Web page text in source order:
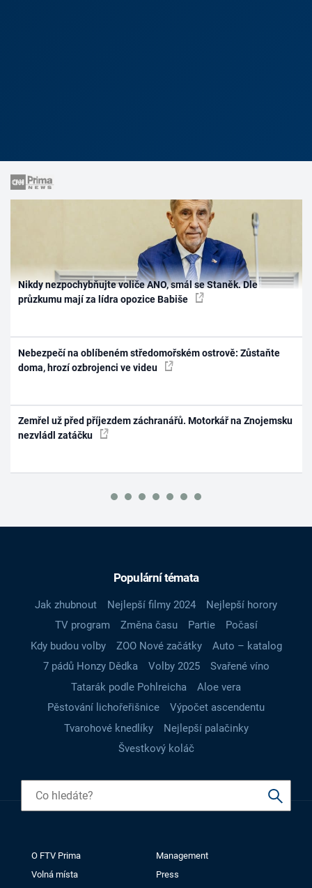
Nikdy nezpochybňujte voliče ANO, smál se Staněk. Dle
průzkumu mají za lídra opozice Babiše
Nebezpečí na oblíbeném středomořském ostrově: Zůstaňte
doma, hrozí ozbrojenci ve videu
Zemřel už před příjezdem záchranářů. Motorkář na Znojemsku
nezvládl zatáčku
Populární témata
Jak zhubnout Nejlepší filmy 2024
Nejlepší horory
TV program
Změna času Partie
Počasí
Kdy budou volby
ZOO Nové začátky
Auto – katalog
7 pádů Honzy Dědka
Volby 2025
Svařené víno
Tatarák podle Pohlreicha
Aloe vera
Pěstování lichořeřišnice
Výpočet ascendentu
Tvarohové knedlíky
Nejlepší palačinky
Švestkový koláč
O FTV Prima
Management
Volná místa
Press